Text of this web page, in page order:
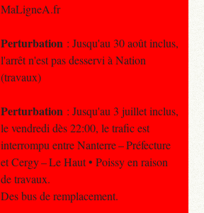
MaLigneA.fr
Perturbation : Jusqu'au 30 août inclus,
l'arrêt n'est pas desservi à Nation
(travaux)
Perturbation : Jusqu'au 3 juillet inclus,
le vendredi dès 22:00, le trafic est
interrompu entre Nanterre – Préfecture
et Cergy – Le Haut • Poissy en raison
de travaux.
Des bus de remplacement.